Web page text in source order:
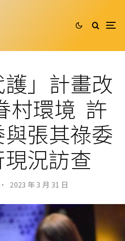
護」計畫改
村環境 許
張其祿委
況訪查
· 2023 年 3 月 31 日